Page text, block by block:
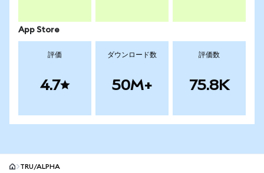
App Store
評価
4.7
ダウンロード数
50M+
評価数
75.8K
TRU/ALPHA